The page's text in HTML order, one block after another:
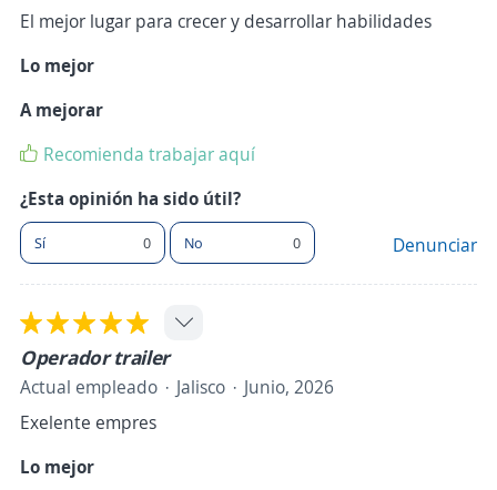
El mejor lugar para crecer y desarrollar habilidades
Lo mejor
A mejorar
Recomienda trabajar aquí
¿Esta opinión ha sido útil?
Sí 0 No 0 Denunciar
Operador trailer
Actual empleado Jalisco
Junio, 2026
Exelente empres
Lo mejor